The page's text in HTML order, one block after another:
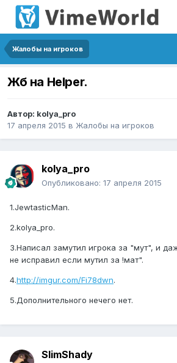
Жалобы на игроков
Жб на Helper.
Автор: kolya_pro
17 апреля 2015 в Жалобы на игроков
kolya_pro
Опубликовано: 17 апреля 2015
1.JewtasticMan.
2.kolya_pro.
3.Написал замутил игрока за "мут", и
не исправил если мутил за !мат".
4.http://imgur.com/Fi78dwn.
5.Дополнительного нечего нет.
SlimShady